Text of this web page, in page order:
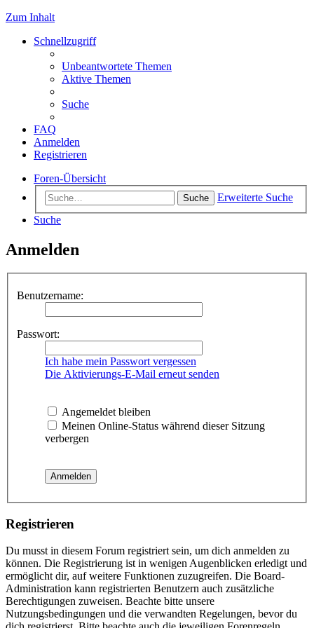
Zum Inhalt
Schnellzugriff
Unbeantwortete Themen
Aktive Themen
Suche
FAQ
Anmelden
Registrieren
Foren-Übersicht
Suche
Erweiterte Suche
Suche
Anmelden
Benutzername:
Passwort:
Ich habe mein Passwort vergessen
Die Aktivierungs-E-Mail erneut senden
Angemeldet bleiben
Meinen Online-Status während dieser Sitzung
verbergen
Registrieren
Du musst in diesem Forum registriert sein, um dich anmelden zu
können. Die Registrierung ist in wenigen Augenblicken erledigt und
ermöglicht dir, auf weitere Funktionen zuzugreifen. Die Board-
Administration kann registrierten Benutzern auch zusätzliche
Berechtigungen zuweisen. Beachte bitte unsere
Nutzungsbedingungen und die verwandten Regelungen, bevor du